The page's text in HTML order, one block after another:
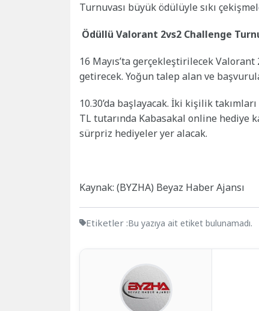
Turnuvası büyük ödülüyle sıkı
Ödüllü Valorant 2vs2 Challenge
16 Mayıs’ta gerçekleştirilecek
getirecek. Yoğun talep alan ve
10.30’da başlayacak. İki kişilik
TL tutarında Kabasakal online hediye
sürpriz hediyeler yer alacak.
Kaynak: (BYZHA) Beyaz Haber Ajansı
Etiketler :Bu yazıya ait etiket bulunamadı.